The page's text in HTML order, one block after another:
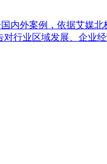
内外案例，依据艾媒
对行业区域发展、企